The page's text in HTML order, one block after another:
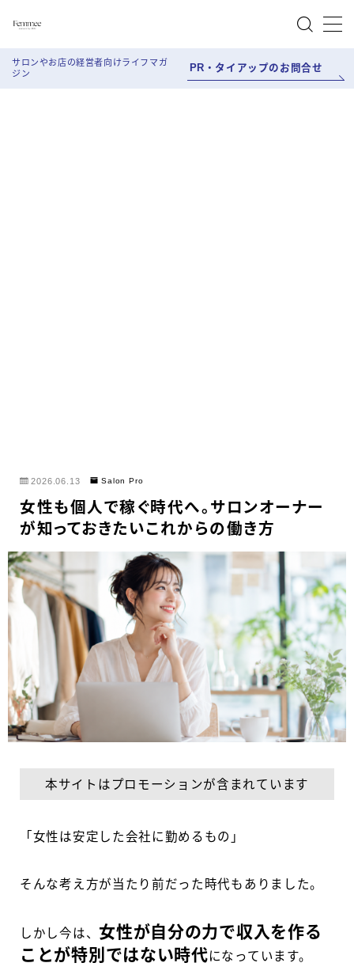
MENU
サロンやお店の経営者向けライフマガ
ジン
PR・タイアップのお問合せ
2026.06.13 Salon Pro
女性も個人で稼ぐ時代へ。サロンオーナー
が知っておきたいこれからの働き方
本サイトはプロモーションが含まれています
「女性は安定した会社に勤めるもの」
そんな考え方が当たり前だった時代もありました。
しかし今は、 女性が自分の力で収入を作る
ことが特別ではない時代になっています。